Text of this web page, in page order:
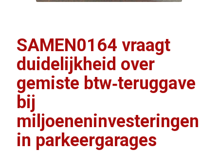
SAMEN0164 vraagt
duidelijkheid over
gemiste btw‑teruggave
bij
miljoeneninvesteringen
in parkeergarages